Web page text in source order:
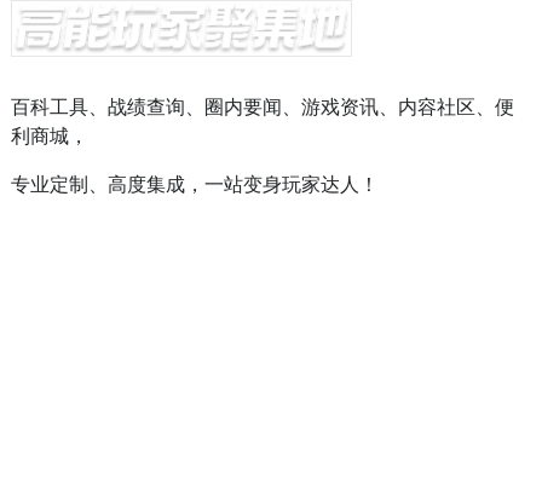
百科工具、战绩查询、圈内要闻、游戏资讯、内容社区、便
利商城，
专业定制、高度集成，一站变身玩家达人！